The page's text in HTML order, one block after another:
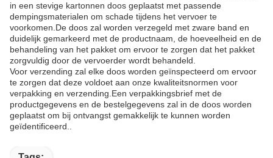
in een stevige kartonnen doos geplaatst met passende
dempingsmaterialen om schade tijdens het vervoer te
voorkomen.De doos zal worden verzegeld met zware band en
duidelijk gemarkeerd met de productnaam, de hoeveelheid en de
behandeling van het pakket om ervoor te zorgen dat het pakket
zorgvuldig door de vervoerder wordt behandeld.
Voor verzending zal elke doos worden geïnspecteerd om ervoor
te zorgen dat deze voldoet aan onze kwaliteitsnormen voor
verpakking en verzending.Een verpakkingsbrief met de
productgegevens en de bestelgegevens zal in de doos worden
geplaatst om bij ontvangst gemakkelijk te kunnen worden
geïdentificeerd..